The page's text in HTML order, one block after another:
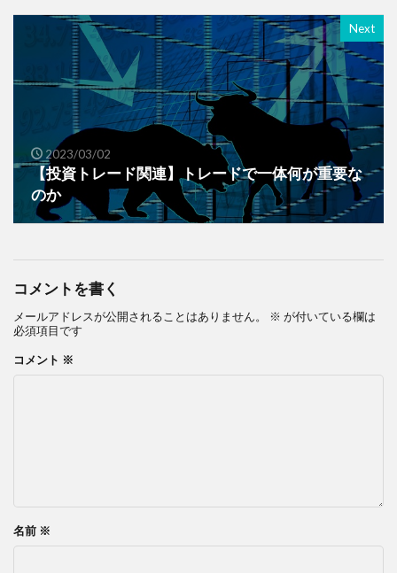
Next
2023/03/02
【投資トレード関連】トレードで一体何が重要な
のか
コメントを書く
メールアドレスが公開されることはありません。 ※ が付いている欄は
必須項目です
コメント ※
名前 ※